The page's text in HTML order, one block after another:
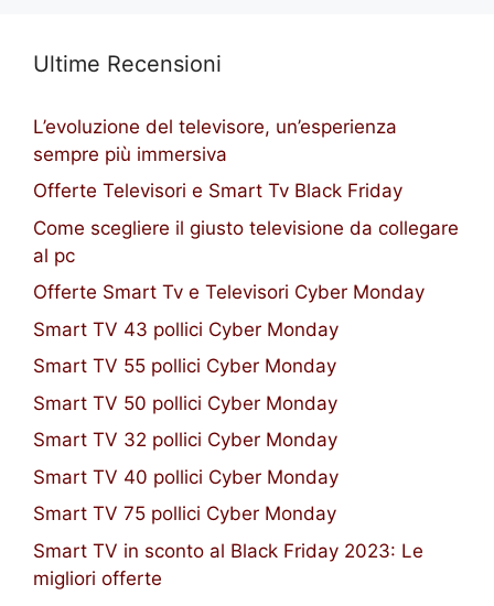
Ultime Recensioni
L’evoluzione del televisore, un’esperienza
sempre più immersiva
Offerte Televisori e Smart Tv Black Friday
Come scegliere il giusto televisione da collegare
al pc
Offerte Smart Tv e Televisori Cyber Monday
Smart TV 43 pollici Cyber Monday
Smart TV 55 pollici Cyber Monday
Smart TV 50 pollici Cyber Monday
Smart TV 32 pollici Cyber Monday
Smart TV 40 pollici Cyber Monday
Smart TV 75 pollici Cyber Monday
Smart TV in sconto al Black Friday 2023: Le
migliori offerte